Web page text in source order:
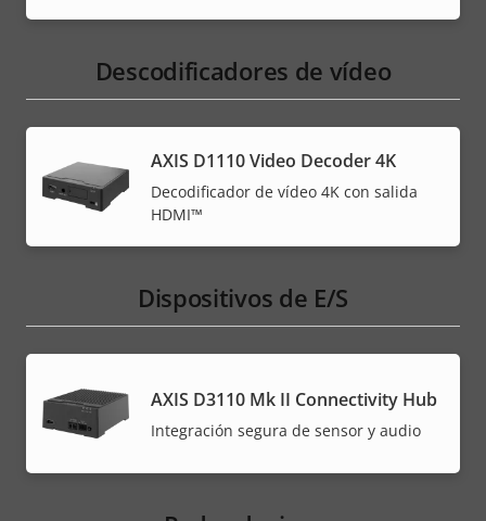
Descodificadores de vídeo
AXIS D1110 Video Decoder 4K
Decodificador de vídeo 4K con salida
HDMI™
Dispositivos de E/S
AXIS D3110 Mk II Connectivity Hub
Integración segura de sensor y audio